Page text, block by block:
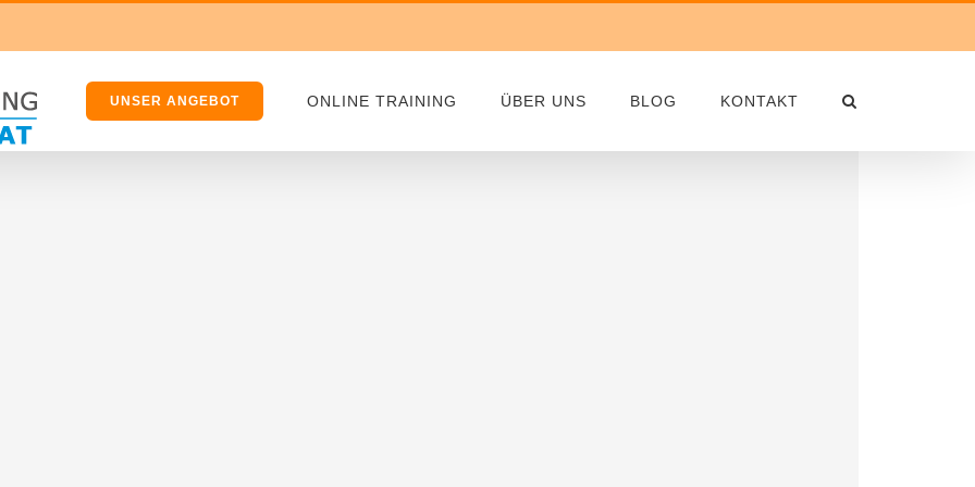
UNSER ANGEBOT ONLINE TRAINING ÜBER UNS BLOG KONTAKT